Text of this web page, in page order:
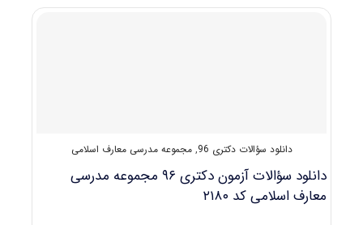
۹۷
دانلود سؤالات دکتری 96 ,مجموعه مدرسی معارف اسلامی
دانلود سؤالات آزمون دکتری ۹۶ مجموعه مدرسی
معارف اسلامی کد ۲۱۸۰